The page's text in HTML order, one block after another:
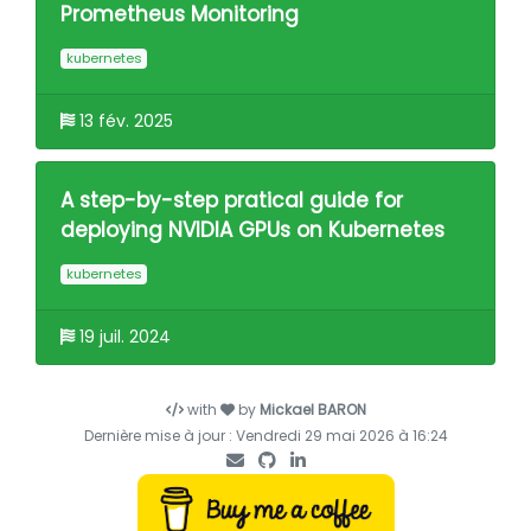
Prometheus Monitoring
kubernetes
13 fév. 2025
A step-by-step pratical guide for
deploying NVIDIA GPUs on Kubernetes
kubernetes
19 juil. 2024
with by Mickael BARON
Dernière mise à jour : Vendredi 29 mai 2026 à 16:24